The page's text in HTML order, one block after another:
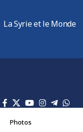
La Syrie et le Monde
Photos